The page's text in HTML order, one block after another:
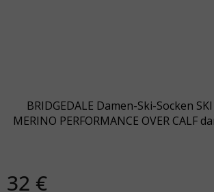
BRIDGEDALE Damen-Ski-Socken
MERINO PERFORMANCE OVER CALF
32 €